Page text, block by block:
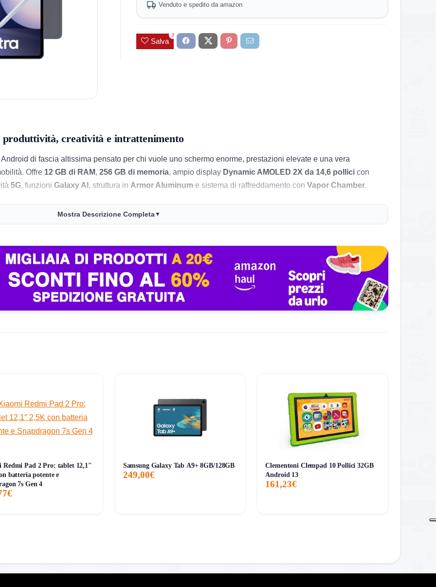
Venduto e spedito da amazon
Salva
0
creatività e intrattenimento
di fascia altissima pensato per chi vuole uno schermo enorme, prestazioni elevate e una vera
Offre 12 GB di RAM, 256 GB di memoria, ampio display Dynamic AMOLED 2X da 14,6 pollici con
5G, funzioni Galaxy AI, struttura in Armor Aluminum e sistema di raffreddamento con Vapor Chamber.
da uso casual o da semplice streaming, ma una macchina premium pensata per multitasking serio, disegno,
schermo. Il vero valore qui sta soprattutto nell’unione tra pannello enorme AMOLED, S Pen inclusa e un
rispetto al prezzo mediano di 959,99€, ed è venduto e spedito da Amazon . In pagina viene anche indicata
utile per l’offerta resta soprattutto il prezzo diretto attuale sul modello 5G da 12/256 GB
, mentre Samsung mostra93% di valutazioni positive e più di100.000 ordini recenti.
mobilità reale.
molto sensati su una diagonale così ampia.
DeX e integrazione con altri dispositivi Galaxy.
con la fascia ultra-premium.
14 recensioni.
una leva valida in modo diretto per tutti gli utenti italiani.
Mostra Descrizione Completa▼
Redmi Pad 2 Pro: tablet 12,1″
batteria potente e
7s Gen 4
Samsung Galaxy Tab A9+ 8GB/128GB
249,00€
Clementoni Clempad 10 Pollici 32GB
Android 13
161,23€